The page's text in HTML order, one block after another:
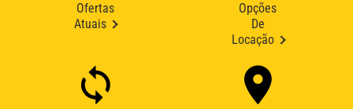
Ofertas
Atuais
Opções
De
Locação